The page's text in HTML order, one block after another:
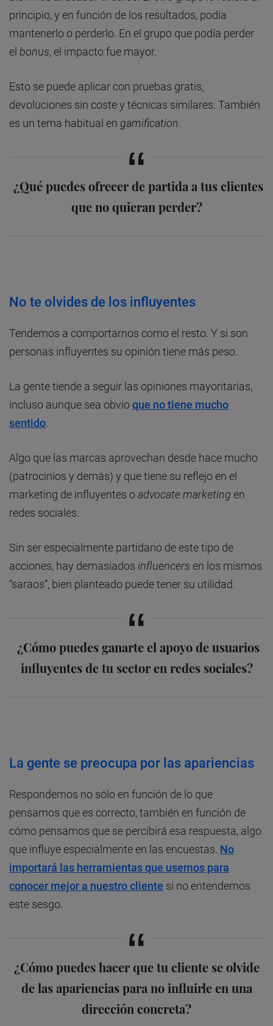
principio, y en función de los resultados, podía
mantenerlo o perderlo. En el grupo que podía perder
el bonus, el impacto fue mayor.
Esto se puede aplicar con pruebas gratis,
devoluciones sin coste y técnicas similares. También
es un tema habitual en gamification
¿Qué puedes ofrecer de partida a tus clientes
que no quieran perder?
No te olvides de los influyentes
Tendemos a comportarnos como el resto. Y si son
personas influyentes su opinión tiene más peso.
La gente tiende a seguir las opiniones mayoritarias,
incluso aunque sea obvioque no tiene mucho
sentido
Algo que las marcas aprovechan desde hace mucho
(patrocinios y demás) y que tiene su reflejo en el
marketing de influyentes oadvocate marketing en
redes sociales.
Sin ser especialmente partidario de este tipo de
acciones, hay demasiados influencers en los mismos
“saraos”, bien planteado puede tener su utilidad.
¿Cómo puedes ganarte el apoyo de usuarios
influyentes de tu sector en redes sociales?
La gente se preocupa por las apariencias
Respondemos no sólo en función de lo que
pensamos que es correcto, también en función de
cómo pensamos que se percibirá esa respuesta, algo
que influye especialmente en las encuestas. No
importará las herramientas que usemos para
conocer mejor a nuestro cliente si no entendemos
este sesgo.
¿Cómo puedes hacer que tu cliente se olvide
de las apariencias para no influirle en una
dirección concreta?